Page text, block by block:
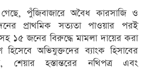
পুঁজিবাজারে অবৈধ কারসাজি ও
প্রাথমিক সত্যতা পাওয়ার পরই
১৫ জনের বিরুদ্ধে মামলা দায়ের করা
অভিযুক্তদের ব্যাংক হিসাবের
শেয়ার হস্তান্তরের নথিপত্র এবং